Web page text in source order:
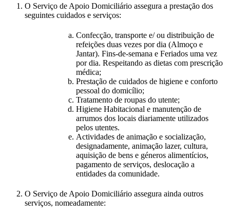
O Serviço de Apoio Domiciliário assegura a prestação dos
seguintes cuidados e serviços:
Confecção, transporte e/ ou distribuição de
refeições duas vezes por dia (Almoço e
Jantar). Fins-de-semana e Feriados uma vez
por dia. Respeitando as dietas com prescrição
médica;
Prestação de cuidados de higiene e conforto
pessoal do domicílio;
Tratamento de roupas do utente;
Higiene Habitacional e manutenção de
arrumos dos locais diariamente utilizados
pelos utentes.
Actividades de animação e socialização,
designadamente, animação lazer, cultura,
aquisição de bens e géneros alimentícios,
pagamento de serviços, deslocação a
entidades da comunidade.
O Serviço de Apoio Domiciliário assegura ainda outros
serviços, nomeadamente: